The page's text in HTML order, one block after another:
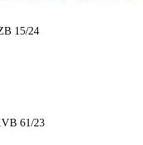
15/24
61/23